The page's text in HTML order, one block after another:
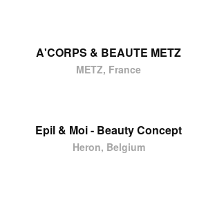
A'CORPS & BEAUTE METZ
METZ, France
Epil & Moi - Beauty Concept
Heron, Belgium